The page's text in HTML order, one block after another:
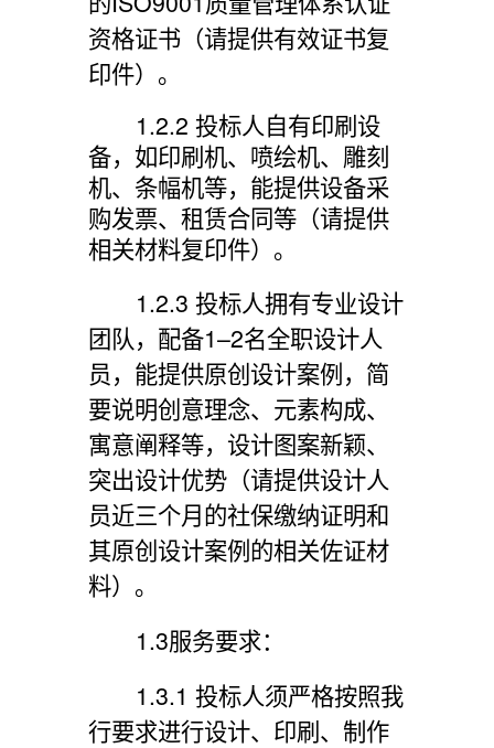
资格证书 （请提供有效证书复
印件） 。
1.2.2 投标人自有印刷设
备，如印刷机、喷绘机、雕刻
机、条幅机等，能提供设备采
购发票、租赁合同等（请提供
相关材料复印件）。
1.2.3 投标人拥有专业设计
团队，配备1–2名全职设计人
员，能提供原创设计案例，简
要说明创意理念、元素构成、
寓意阐释等，设计图案新颖、
突出设计优势（请提供设计人
员近三个月的社保缴纳证明和
其原创设计案例的相关佐证材
料）。
1.3服务要求：
1.3.1 投标人须严格按照我
行要求进行设计、印刷、制作